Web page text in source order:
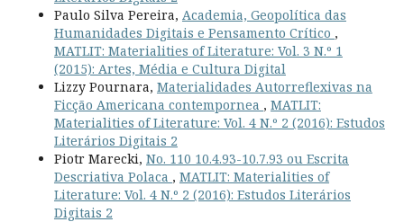
Paulo Silva Pereira, Academia, Geopolítica das
Humanidades Digitais e Pensamento Crítico ,
MATLIT: Materialities of Literature: Vol. 3 N.º 1
(2015): Artes, Média e Cultura Digital
Lizzy Pournara, Materialidades Autorreflexivas na
Ficção Americana contempornea , MATLIT:
Materialities of Literature: Vol. 4 N.º 2 (2016): Estudos
Literários Digitais 2
Piotr Marecki, No. 110 10.4.93-10.7.93 ou Escrita
Descriativa Polaca , MATLIT: Materialities of
Literature: Vol. 4 N.º 2 (2016): Estudos Literários
Digitais 2